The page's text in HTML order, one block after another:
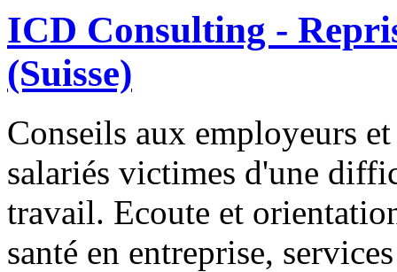
ICD Consulting -
(Suisse)
Conseils aux employeurs
salariés victimes d'une
travail. Ecoute et
santé en entreprise,